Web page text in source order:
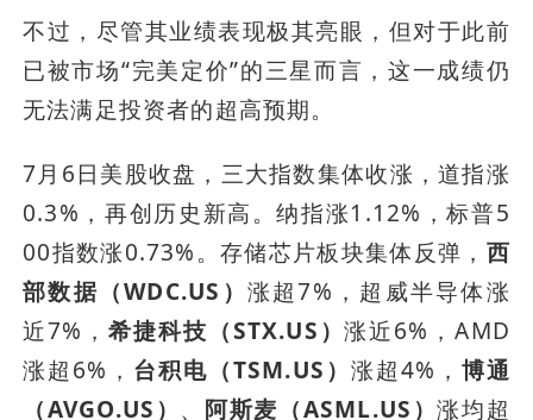
不过，尽管其业绩表现极其亮眼，但对于此前
已被市场“完美定价”的三星而言，这一成绩仍
无法满足投资者的超高预期。
7月6日美股收盘，三大指数集体收涨，道指涨
0.3%，再创历史新高。纳指涨1.12%，标普5
00指数涨0.73%。存储芯片板块集体反弹， 西
部数据（WDC.US） 涨超7%，超威半导体涨
近7%，希捷科技（STX.US）涨近6%，AMD
涨超6%， 台积电（TSM.US） 涨超4%， 博通
（AVGO.US） 、 阿斯麦（ASML.US）涨均超